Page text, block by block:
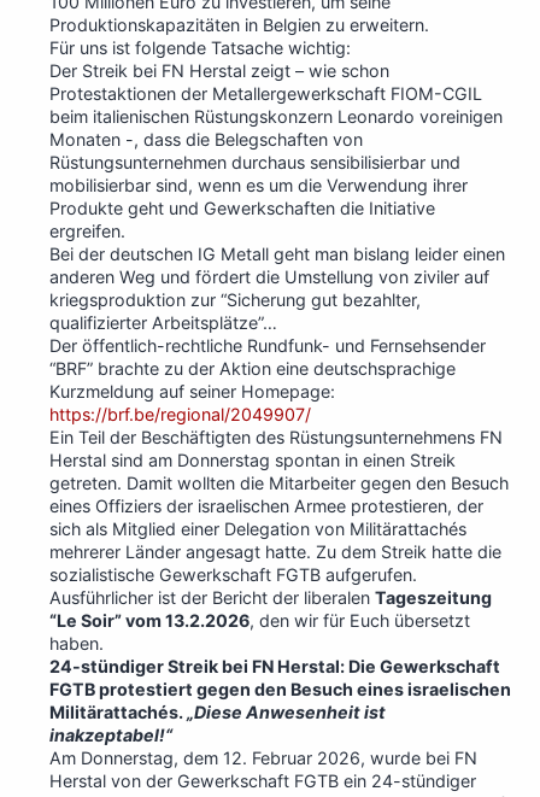
Produktionskapazitäten in Belgien zu erweitern.
Für uns ist folgende Tatsache wichtig:
Der Streik bei FN Herstal zeigt – wie schon
Protestaktionen der Metallergewerkschaft FIOM-CGIL
beim italienischen Rüstungskonzern Leonardo voreinigen
Monaten -, dass die Belegschaften von
Rüstungsunternehmen durchaus sensibilisierbar und
mobilisierbar sind, wenn es um die Verwendung ihrer
Produkte geht und Gewerkschaften die Initiative
ergreifen.
Bei der deutschen IG Metall geht man bislang leider einen
anderen Weg und fördert die Umstellung von ziviler auf
kriegsproduktion zur “Sicherung gut bezahlter,
qualifizierter Arbeitsplätze”…
Der öffentlich-rechtliche Rundfunk- und Fernsehsender
“BRF” brachte zu der Aktion eine deutschsprachige
Kurzmeldung auf seiner Homepage:
https://brf.be/regional/2049907/
Ein Teil der Beschäftigten des Rüstungsunternehmens FN
Herstal sind am Donnerstag spontan in einen Streik
getreten. Damit wollten die Mitarbeiter gegen den Besuch
eines Offiziers der israelischen Armee protestieren, der
sich als Mitglied einer Delegation von Militärattachés
mehrerer Länder angesagt hatte. Zu dem Streik hatte die
sozialistische Gewerkschaft FGTB aufgerufen.
Ausführlicher ist der Bericht der liberalen Tageszeitung
“Le Soir” vom 13.2.2026, den wir für Euch übersetzt
haben.
24-stündiger Streik bei FN Herstal: Die Gewerkschaft
FGTB protestiert gegen den Besuch eines israelischen
Militärattachés.„Diese Anwesenheit ist
inakzeptabel!“
Am Donnerstag, dem 12. Februar 2026, wurde bei FN
Herstal von der Gewerkschaft FGTB ein 24-stündiger